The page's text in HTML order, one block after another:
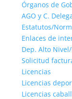
Órganos de
AGO y C.
Estatutos/
Enlaces de
Dep. Alto
Solicitud
Licencias
Licencias
Licencias